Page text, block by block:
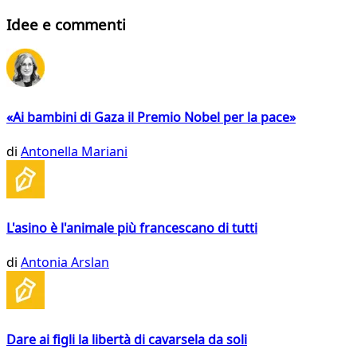
Idee e commenti
«Ai bambini di Gaza il Premio Nobel per la pace»
di Antonella Mariani
L'asino è l'animale più francescano di tutti
di Antonia Arslan
Dare ai figli la libertà di cavarsela da soli